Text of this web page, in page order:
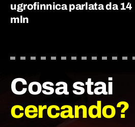
ugrofinnica parlata da 14
mln
Cosa stai
cercando?